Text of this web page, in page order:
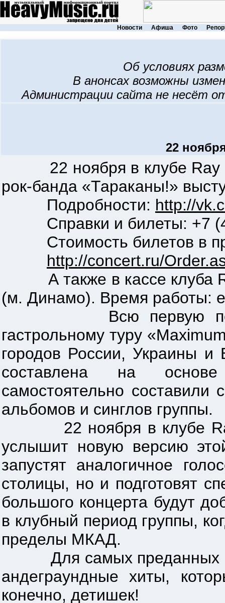
Новости Афиша Фото
Об условиях
В анонсах возможны
Администрации сайта не несёт
22
22 ноября в клубе Ray
рок-банда «Тараканы!»
Подробности: http://
Справки и билеты: +7
Стоимость билетов в
http://concert.ru/
А также в кассе клуба
(м. Динамо). Время работы:
Всю первую
гастрольному туру
городов России, Украины и
составлена на основе
самостоятельно
альбомов и синглов группы.
22 ноября в клубе Ray
услышит новую версию
запустят аналогичное
столицы, но и подготовят
большого концерта будут
в клубный период группы,
пределы МКАД.
Для самых преданных
андеграундные хиты,
конечно, детишек!